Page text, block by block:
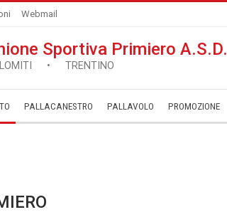
Webmail
Sportiva Primiero A.S.D.
• TRENTINO
PALLACANESTRO PALLAVOLO ­PROMOZIONE